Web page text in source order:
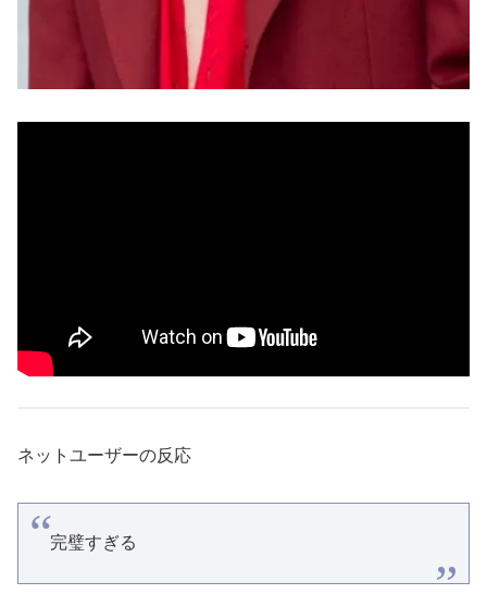
ネットユーザーの反応
完璧すぎる